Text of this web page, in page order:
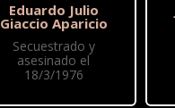
Eduardo Julio
Giaccio Aparicio
Secuestrado y
asesinado el
18/3/1976